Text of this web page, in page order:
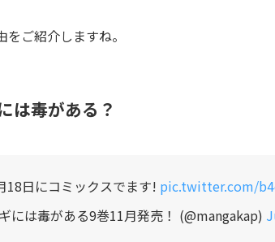
ご紹介しますね。
は毒がある？
18日にコミックスでます! pic.twitter.com/
には毒がある9巻11月発売！ (@mangakap)